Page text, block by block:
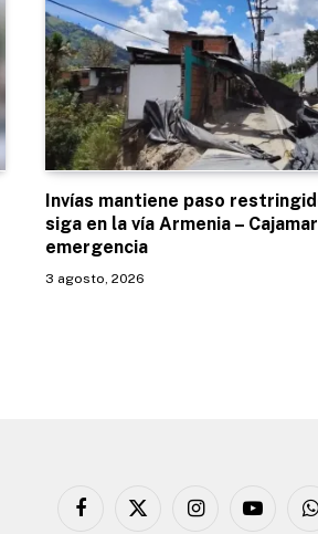
Invías mantiene paso
siga en la vía Armenia –
emergencia
3 agosto, 2026
Facebook
X
InstagramYouTube